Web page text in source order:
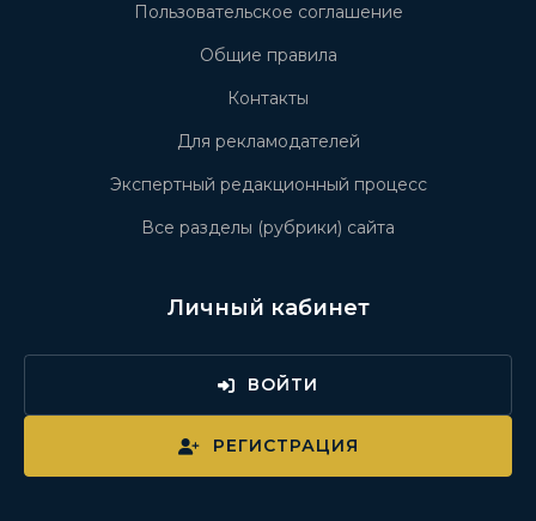
Пользовательское соглашение
Общие правила
Контакты
Для рекламодателей
Экспертный редакционный процесс
Все разделы (рубрики) сайта
Личный кабинет
ВОЙТИ
РЕГИСТРАЦИЯ